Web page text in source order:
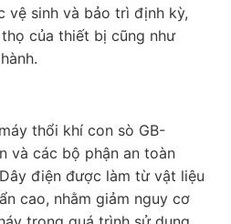
vệ sinh và bảo trì định kỳ,
của thiết bị cũng như
thổi khí con sò GB-
và các bộ phận an toàn
điện được làm từ vật liệu
cao, nhằm giảm nguy cơ